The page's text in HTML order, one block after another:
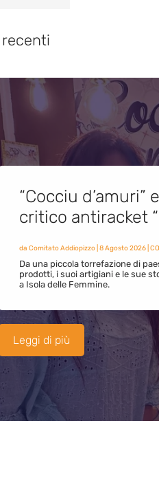
“Cocciu
critico antiracket
da Comitato Addiopizzo| 8 Agosto 2026|
Da una piccola torrefazione di
prodotti, i suoi artigiani e le sue
a Isola delle Femmine.
Leggi di più